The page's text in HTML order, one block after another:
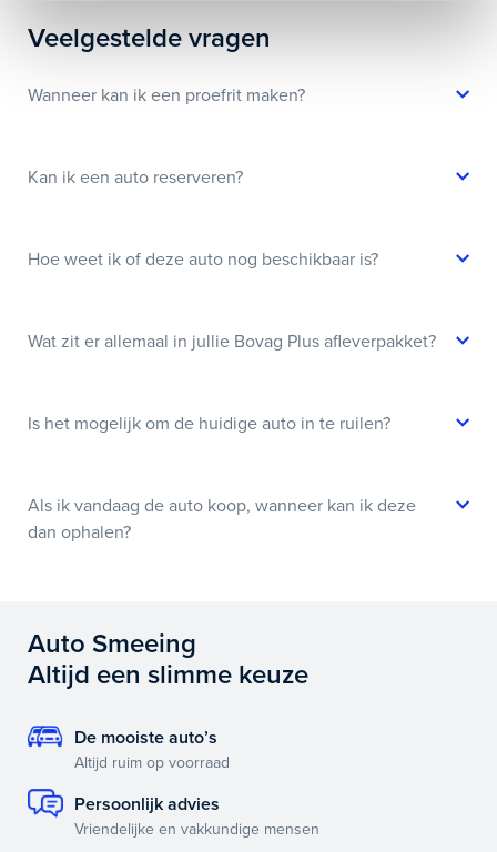
Veelgestelde vragen
Wanneer kan ik een proefrit maken?
Kan ik een auto reserveren?
Hoe weet ik of deze auto nog beschikbaar is?
Wat zit er allemaal in jullie Bovag Plus afleverpakket?
Is het mogelijk om de huidige auto in te ruilen?
Als ik vandaag de auto koop, wanneer kan ik deze
dan ophalen?
Auto Smeeing
Altijd een slimme keuze
De mooiste auto’s
Altijd ruim op voorraad
Persoonlijk advies
Vriendelijke en vakkundige mensen